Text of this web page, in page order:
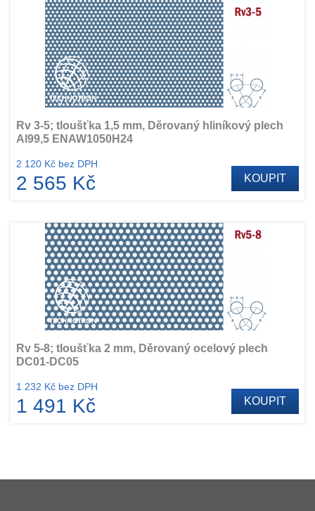
Rv 3-5; tloušťka 1,5 mm, Děrovaný hliníkový plech
Al99,5 ENAW1050H24
2 120 Kč bez DPH
2 565 Kč KOUPIT
Rv 5-8; tloušťka 2 mm, Děrovaný ocelový plech
DC01-DC05
1 232 Kč bez DPH
1 491 Kč KOUPIT